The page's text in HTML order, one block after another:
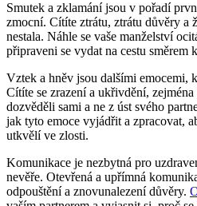
Smutek a zklamání jsou v pořadí
zmocní. Cítíte ztrátu, ztrátu důvěry a
nestala. Náhle se vaše manželství
připraveni se vydat na cestu směrem
Vztek a hněv jsou dalšími emocemi,
Cítíte se zrazení a ukřivdění, zejména
dozvěděli sami a ne z úst svého
jak tyto emoce vyjádřit a zpracovat,
utkvělí ve zlosti.
Komunikace je nezbytná pro
nevěře. Otevřená a upřímná
odpouštění a znovunalezení důvěry.